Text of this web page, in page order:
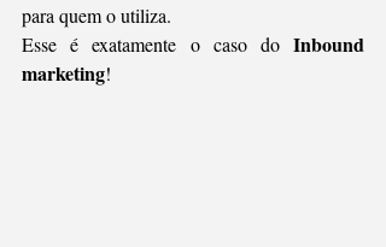
para quem o utiliza.
Esse é exatamente o caso do Inbound
marketing!